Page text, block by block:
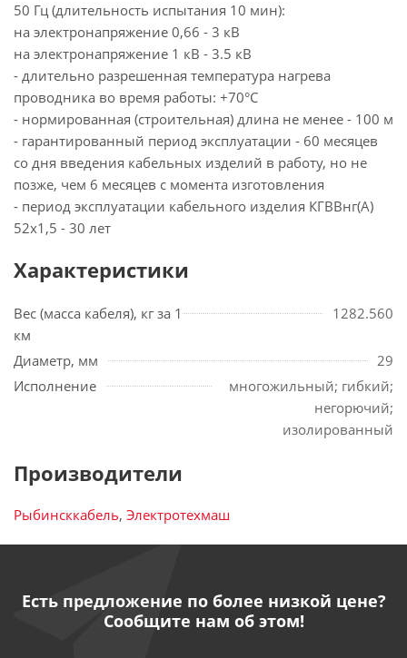
50 Гц (длительность испытания 10 мин):
на электронапряжение 0,66 - 3 кВ
на электронапряжение 1 кВ - 3.5 кВ
- длительно разрешенная температура нагрева
проводника во время работы: +70°С
- нормированная (строительная) длина не менее - 100 м
- гарантированный период эксплуатации - 60 месяцев
со дня введения кабельных изделий в работу, но не
позже, чем 6 месяцев с момента изготовления
- период эксплуатации кабельного изделия КГВВнг(А)
52х1,5 - 30 лет
Характеристики
Вес (масса кабеля), кг за 1
км
1282.560
Диаметр, мм
29
Исполнение
многожильный; гибкий;
негорючий;
изолированный
Производители
Рыбинсккабель, Электротехмаш
Есть предложение по более низкой цене?
Сообщите нам об этом!